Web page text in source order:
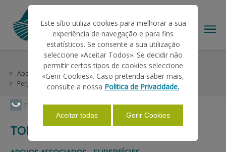
Faça Swipe para ver o menu
O IFAP
AJUDAS/APOIOS
INFORMAÇÕES
Ajudas/Apoios
Ajudas no Pedido Único
Apoios Associados
Superfícies
Tomate
Perguntas Frequentes
TOMATE
Este sítio utiliza cookies para melhorar a sua
experiência de navegação e para fins
estatísticos. Se consente a sua utilização
seleccione «Aceitar Todos». Se decidir não
permitir certos tipos de cookies seleccione
«Gerir Cookies». Caso pretenda saber mais,
consulte a nossa Politica de Privacidade.
Aceitar todas Gerir Cookies